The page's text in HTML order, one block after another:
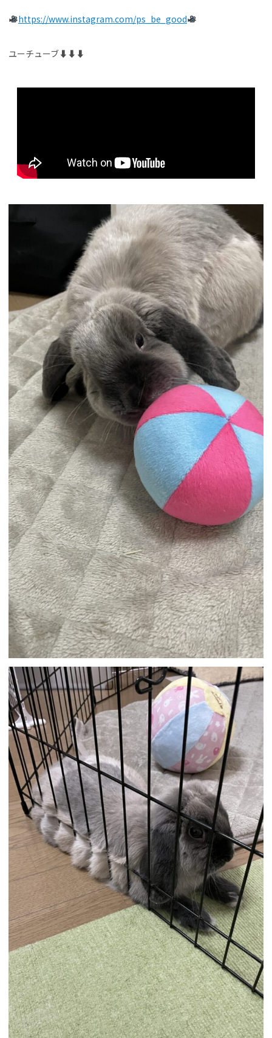
https://www.instagram.com/ps_be_good
ユーチューブ⬇︎⬇︎⬇︎